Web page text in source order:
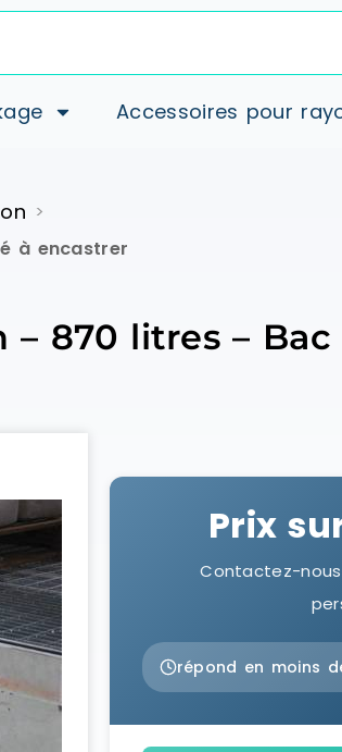
Accessoires pour
>
à encastrer
870 litres – Bac
Prix
Contactez-
répond en moins